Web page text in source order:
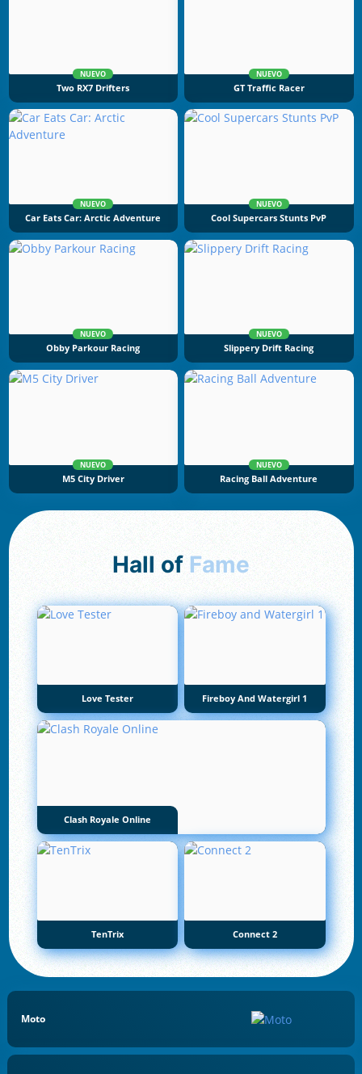
NUEVO
Two RX7 Drifters
NUEVO
GT Traffic Racer
NUEVO
Car Eats Car: Arctic Adventure
NUEVO
Cool Supercars Stunts PvP
NUEVO
Obby Parkour Racing
NUEVO
Slippery Drift Racing
NUEVO
M5 City Driver
NUEVO
Racing Ball Adventure
Hall of Fame
Love Tester Fireboy And Watergirl 1
Clash Royale Online
TenTrix Connect 2
Moto